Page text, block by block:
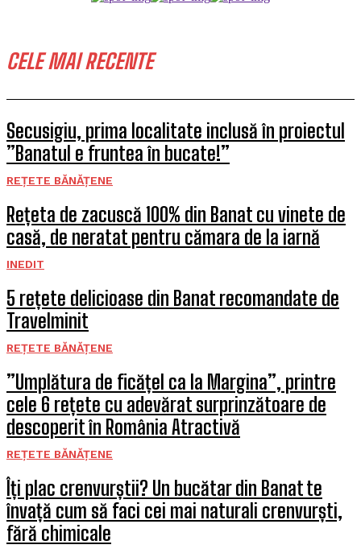
CELE MAI RECENTE
Secusigiu, prima localitate inclusă în proiectul
”Banatul e fruntea în bucate!”
REȚETE BĂNĂȚENE
Rețeta de zacuscă 100% din Banat cu vinete de
casă, de neratat pentru cămara de la iarnă
INEDIT
5 rețete delicioase din Banat recomandate de
Travelminit
REȚETE BĂNĂȚENE
”Umplătura de ficățel ca la Margina”, printre
cele 6 rețete cu adevărat surprinzătoare de
descoperit în România Atractivă
REȚETE BĂNĂȚENE
Îți plac crenvurștii? Un bucătar din Banat te
învață cum să faci cei mai naturali crenvurști,
fără chimicale